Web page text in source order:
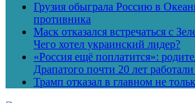
Грузия обыграла Россию в
противника
Маск отказался встречаться с
Чего хотел украинский лидер?
«Россия ещё поплатится»:
Драпатого почти 20 лет
Трамп отказал в главном не